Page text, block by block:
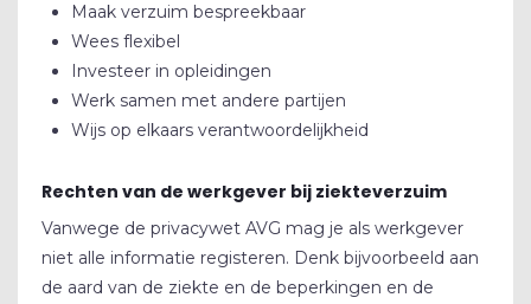
Maak verzuim bespreekbaar
Wees flexibel
Investeer in opleidingen
Werk samen met andere partijen
Wijs op elkaars verantwoordelijkheid
Rechten van de werkgever bij ziekteverzuim
Vanwege de privacywet AVG mag je als werkgever
niet alle informatie registeren. Denk bijvoorbeeld aan
de aard van de ziekte en de beperkingen en de